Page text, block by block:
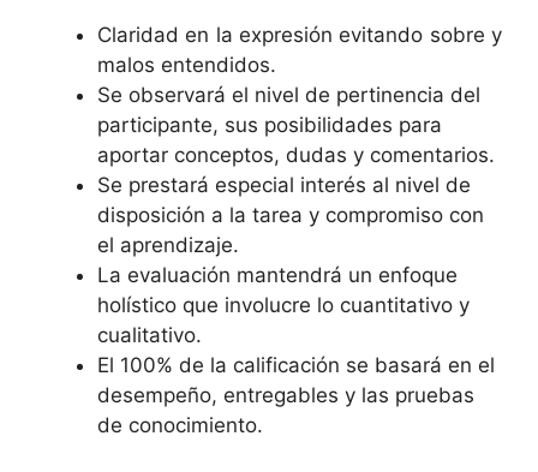
Claridad en la expresión evitando sobre y
malos entendidos.
Se observará el nivel de pertinencia del
participante, sus posibilidades para
aportar conceptos, dudas y comentarios.
Se prestará especial interés al nivel de
disposición a la tarea y compromiso con
el aprendizaje.
La evaluación mantendrá un enfoque
holístico que involucre lo cuantitativo y
cualitativo.
El 100% de la calificación se basará en el
desempeño, entregables y las pruebas
de conocimiento.